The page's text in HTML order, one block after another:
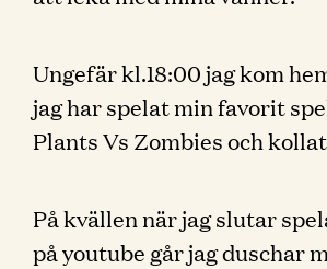
Ungefär kl.18:00 jag kom
jag har spelat min favorit
Plants Vs Zombies och
På kvällen när jag slutar
på youtube går jag duschar